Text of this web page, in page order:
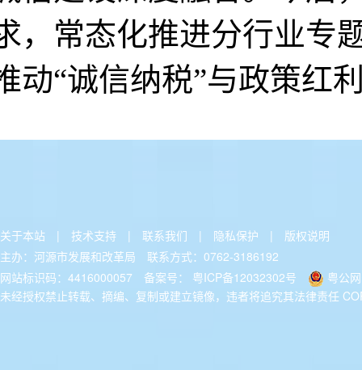
关于本站 | 技术支持 | 联系我们 | 隐私保护 |
版权说明
主办：河源市发展和改革局
联系方式：0762-3186192
网站标识码：4416000057
备案号： 粤ICP备12032302号
粤公
未经授权禁止转载、摘编、复制或建立镜像，违者将追究其法律责任